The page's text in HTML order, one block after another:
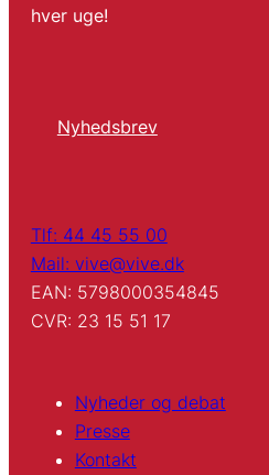
hver uge!
Nyhedsbrev
Tlf: 44 45 55 00
Mail: vive@vive.dk
EAN: 5798000354845
CVR: 23 15 51 17
Nyheder og debat
Presse
Kontakt